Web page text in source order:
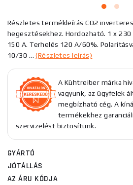
Részletes termékleírás CO2
hegesztésekhez. Hordozható. 1 x
150 A. Terhelés 120 A/60%.
10/30 ...(Részletes leírás)
A Kühtreiber márka
vagyunk, az ügyfelek
megbízható cég. A
termékekhez
szervizelést biztosítunk.
GYÁRTÓ
JÓTÁLLÁS
AZ ÁRU KÓDJA